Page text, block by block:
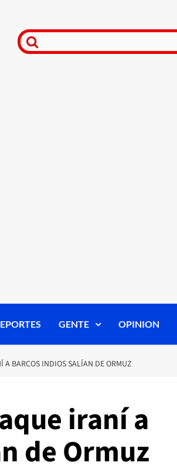
GENTE OPINION
A BARCOS INDIOS SALÍAN DE ORMUZ
iraní a
de Ormuz